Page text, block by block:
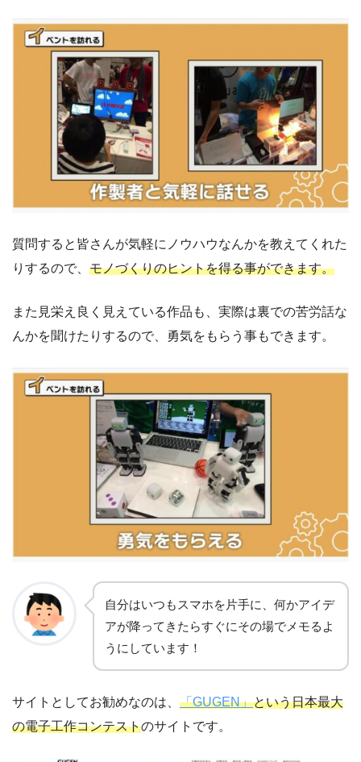
質問すると皆さんが気軽にノウハウなんかを教えてくれた
りするので、 モノづくりのヒントを得る事ができます。
また見栄え良く見えている作品も、実際は裏での苦労話な
んかを聞けたりするので、勇気をもらう事もできます。
自分はいつもスマホを片手に、何かアイデ
アが降ってきたらすぐにその場でメモるよ
うにしています ！
サイトとしてお勧めなのは、 「GUGEN」という日本最大
の電子工作コンテストのサイトです。